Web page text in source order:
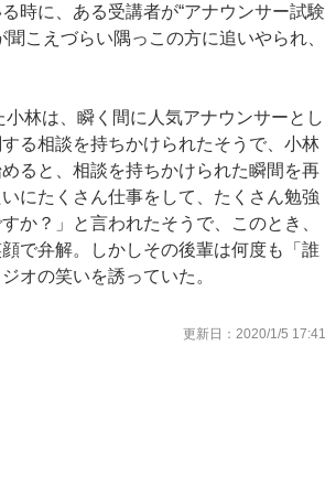
時に、ある受講者が“アナウンサー試験
こえづらい隅っこの方に追いやられ、
林は、瞬く間に人気アナウンサーとし
る相談を持ちかけられたそうで、小林
ると、相談を持ちかけられた瞬間を再
にたくさん仕事をして、たくさん勉強
か？」と言われたそうで、このとき、
で弁解。しかしその後輩は何度も「誰
オの笑いを誘っていた。
更新日：2020/1/5 17:41